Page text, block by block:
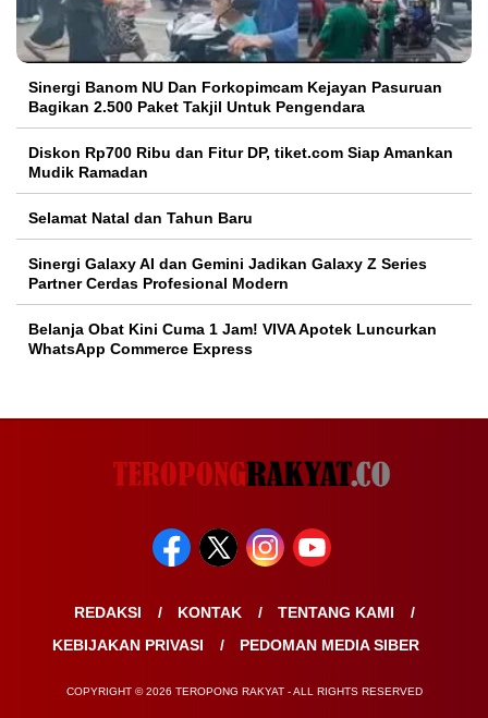
Sinergi Banom NU Dan Forkopimcam Kejayan Pasuruan
Bagikan 2.500 Paket Takjil Untuk Pengendara
Diskon Rp700 Ribu dan Fitur DP, tiket.com Siap Amankan
Mudik Ramadan
Selamat Natal dan Tahun Baru
Sinergi Galaxy AI dan Gemini Jadikan Galaxy Z Series
Partner Cerdas Profesional Modern
Belanja Obat Kini Cuma 1 Jam! VIVA Apotek Luncurkan
WhatsApp Commerce Express
REDAKSI KONTAK
TENTANG KAMI
KEBIJAKAN PRIVASI
PEDOMAN MEDIA SIBER
COPYRIGHT © 2026 TEROPONG RAKYAT - ALL RIGHTS RESERVED